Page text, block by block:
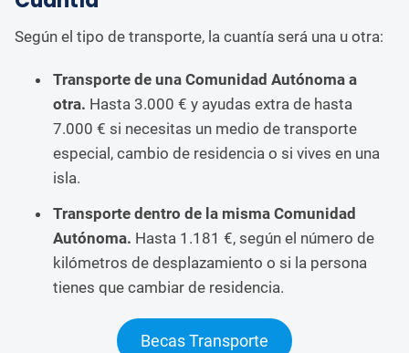
Según el tipo de transporte, la cuantía será una u otra:
Transporte de una Comunidad Autónoma a
otra. Hasta 3.000 € y ayudas extra de hasta
7.000 € si necesitas un medio de transporte
especial, cambio de residencia o si vives en una
isla.
Transporte dentro de la misma Comunidad
Autónoma. Hasta 1.181 €, según el número de
kilómetros de desplazamiento o si la persona
tienes que cambiar de residencia.
Becas Transporte